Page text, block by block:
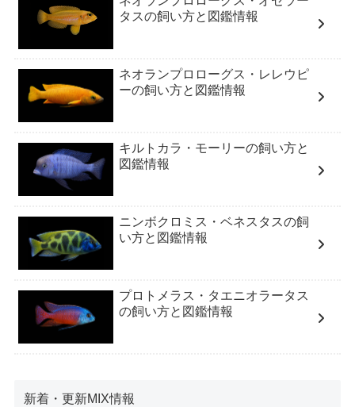
タスの飼い方と図鑑情報
ネオランプロローグス・レレウピ
ーの飼い方と図鑑情報
キルトカラ・モーリーの飼い方と
図鑑情報
ニンボクロミス・ベネスタスの飼
い方と図鑑情報
プロトメラス・タエニオラータス
の飼い方と図鑑情報
新着・更新MIX情報